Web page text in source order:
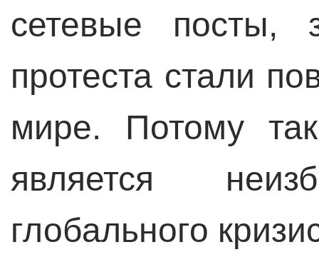
сетевые посты,
протеста стали
мире. Потому
является
глобального